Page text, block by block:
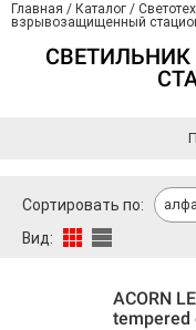
Главная / Каталог /
взрывозащищенный
Сортировать по:
Вид:
ACORN
tempered